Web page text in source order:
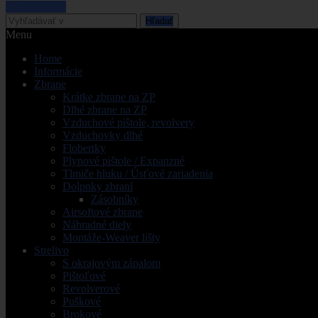
Hľadať
Menu
Home
Informácie
Zbrane
Krátke zbrane na ZP
Dlhé zbrane na ZP
Vzduchové pištole, revolvery
Vzduchovky dlhé
Flobertky
Plynové pištole / Expanzné
Tlmiče hluku / Úsťové zariadenia
Dolpnky zbraní
Zásobníky
Airsoftové zbrane
Náhradné diely
Montáže-Weaver lišty
Strelivo
S okrajovým zápalom
Pištoľové
Revolverové
Puškové
Brokové